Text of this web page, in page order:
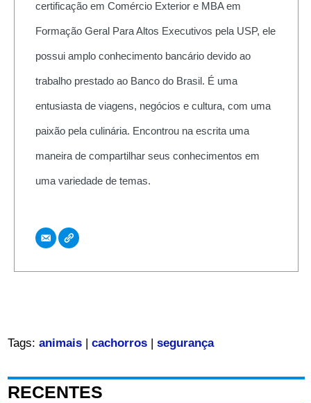
certificação em Comércio Exterior e MBA em
Formação Geral Para Altos Executivos pela USP, ele
possui amplo conhecimento bancário devido ao
trabalho prestado ao Banco do Brasil. É uma
entusiasta de viagens, negócios e cultura, com uma
paixão pela culinária. Encontrou na escrita uma
maneira de compartilhar seus conhecimentos em
uma variedade de temas.
Tags: animais| cachorros| segurança
RECENTES